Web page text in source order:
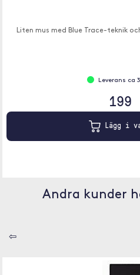
Liten mus med Blue Trace-teknik
Leverans ca
Lägg i
Andra kunder
⇦